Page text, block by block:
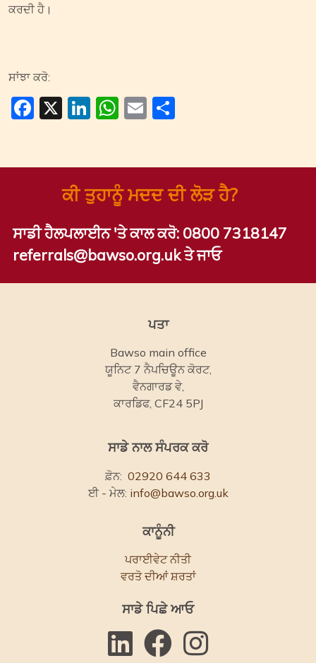
ਕਰਦੀ ਹੈ।
ਸਾਂਝਾ ਕਰੋ:
Facebook
X LinkedIn
WhatsApp
Email
ਕੀ ਤੁਹਾਨੂੰ ਮਦਦ ਦੀ ਲੋੜ ਹੈ?
ਸਾਡੀ ਹੈਲਪਲਾਈਨ 'ਤੇ ਕਾਲ ਕਰੋ: 0800 7318147
referrals@bawso.org.uk ਤੇ ਜਾਓ
ਪਤਾ
Bawso main office
ਯੂਨਿਟ 7 ਨੈਪਚਿਊਨ ਕੋਰਟ,
ਵੈਨਗਾਰਡ ਵੇ,
ਕਾਰਡਿਫ, CF24 5PJ
ਸਾਡੇ ਨਾਲ ਸੰਪਰਕ ਕਰੋ
ਫ਼ੋਨ: 02920 644 633
ਈ - ਮੇਲ: info@bawso.org.uk
ਕਾਨੂੰਨੀ
ਪਰਾਈਵੇਟ ਨੀਤੀ
ਵਰਤੋ ਦੀਆਂ ਸ਼ਰਤਾਂ
ਸਾਡੇ ਪਿਛੇ ਆਓ